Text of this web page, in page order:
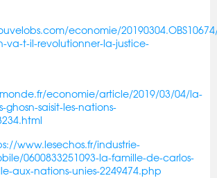
economie/
va-t-il-revolutionner-la-justice-
economie/article/2019/03/04/la-
saisit-les-nations-
www.lesechos.fr/industrie-
0600833251093-la-famille-de-carlos-
aux-nations-unies-2249474.php